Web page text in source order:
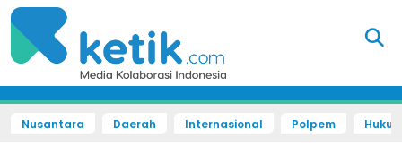
Nusantara Daerah Internasional Polpem